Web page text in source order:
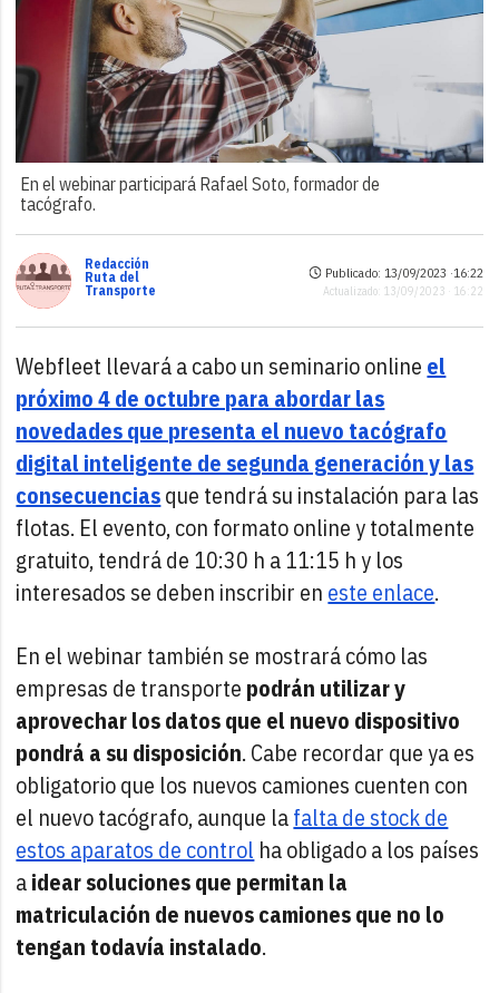
En el webinar participará Rafael Soto, formador de
tacógrafo.
Redacción
Ruta del
Transporte
Publicado: 13/09/2023 ·16:22
Actualizado: 13/09/2023 · 16:22
Webfleet llevará a cabo un seminario online el
próximo 4 de octubre para abordar las
novedades que presenta el nuevo tacógrafo
digital inteligente de segunda generación y las
consecuenciasque tendrá su instalación para las
flotas. El evento, con formato online y totalmente
gratuito, tendrá de 10:30 h a 11:15 h y los
interesados se deben inscribir en este enlace.
En el webinar también se mostrará cómo las
empresas de transporte podrán utilizar y
aprovechar los datos que el nuevo dispositivo
pondrá a su disposición. Cabe recordar que ya es
obligatorio que los nuevos camiones cuenten con
el nuevo tacógrafo, aunque lafalta de stock de
estos aparatos de control ha obligado a los países
aidear soluciones que permitan la
matriculación de nuevos camiones que no lo
tengan todavía instalado.